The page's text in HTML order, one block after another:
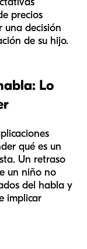
precios
decisión
de su hijo.
Lo
qué es un
Un retraso
un niño no
del habla y
implicar